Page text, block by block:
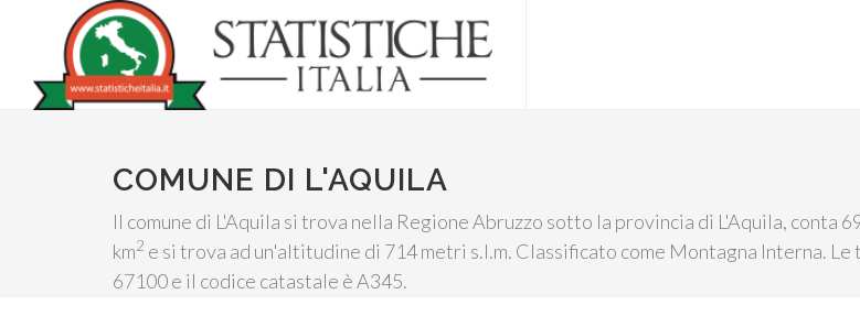
COMUNE DI L'AQUILA
Il comune di L'Aquila si trova nella Regione Abruzzo sotto la provincia di L'Aquila, conta
km2 e si trova ad un'altitudine di 714 metri s.l.m. Classificato come Montagna Interna.
67100 e il codice catastale è A345.